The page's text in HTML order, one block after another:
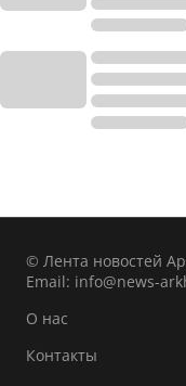
© Лента новостей
Email: info@news-
О нас
Контакты